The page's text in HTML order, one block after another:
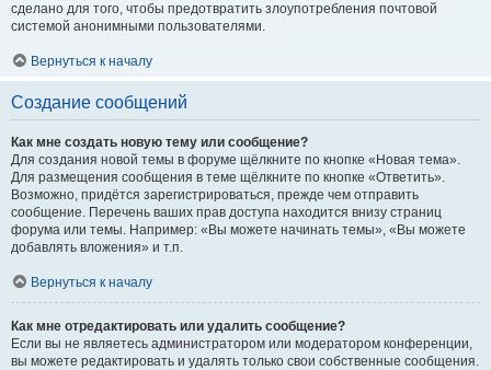
сделано для того, чтобы предотвратить злоупотребления почтовой
системой анонимными пользователями.
Вернуться к началу
Создание сообщений
Как мне создать новую тему или сообщение?
Для создания новой темы в форуме щёлкните по кнопке «Новая тема».
Для размещения сообщения в теме щёлкните по кнопке «Ответить».
Возможно, придётся зарегистрироваться, прежде чем отправить
сообщение. Перечень ваших прав доступа находится внизу страниц
форума или темы. Например: «Вы можете начинать темы», «Вы можете
добавлять вложения» и т.п.
Вернуться к началу
Как мне отредактировать или удалить сообщение?
Если вы не являетесь администратором или модератором конференции,
вы можете редактировать и удалять только свои собственные сообщения.